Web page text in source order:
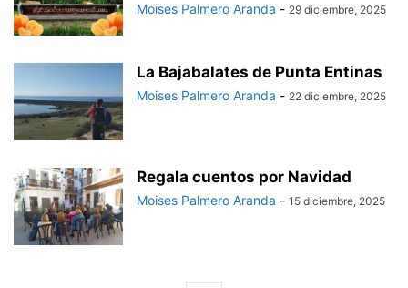
Moises Palmero Aranda - 29 diciembre, 2025
La Bajabalates de Punta Entinas
Moises Palmero Aranda - 22 diciembre, 2025
Regala cuentos por Navidad
Moises Palmero Aranda - 15 diciembre, 2025